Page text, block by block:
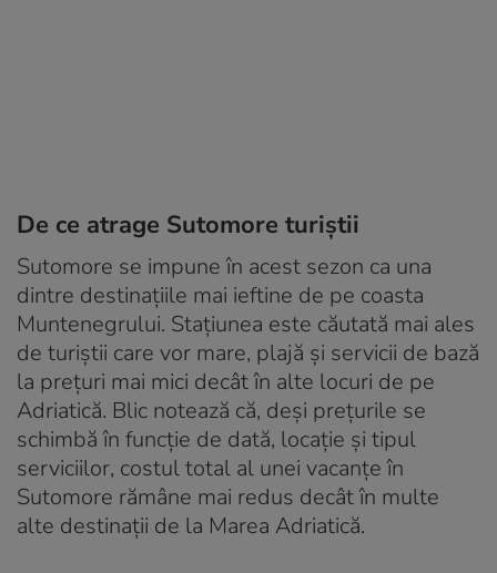
De ce atrage Sutomore turiștii
Sutomore se impune în acest sezon ca una
dintre destinațiile mai ieftine de pe coasta
Muntenegrului. Stațiunea este căutată mai ales
de turiștii care vor mare, plajă și servicii de bază
la prețuri mai mici decât în alte locuri de pe
Adriatică. Blic notează că, deși prețurile se
schimbă în funcție de dată, locație și tipul
serviciilor, costul total al unei vacanțe în
Sutomore rămâne mai redus decât în multe
alte destinații de la Marea Adriatică.